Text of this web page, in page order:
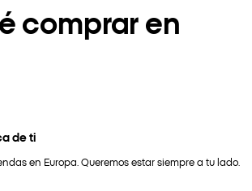
comprar en
de ti
en Europa. Queremos estar siempre a tu lado.